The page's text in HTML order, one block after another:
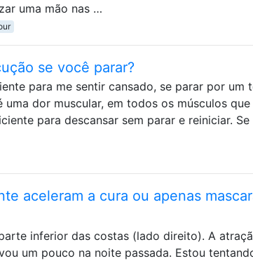
uma mão nas …
se você parar?
para me sentir cansado, se parar por um
dor muscular, em todos os músculos que
para descansar sem parar e reiniciar. Se
aceleram a cura ou apenas
inferior das costas (lado direito). A
um pouco na noite passada. Estou